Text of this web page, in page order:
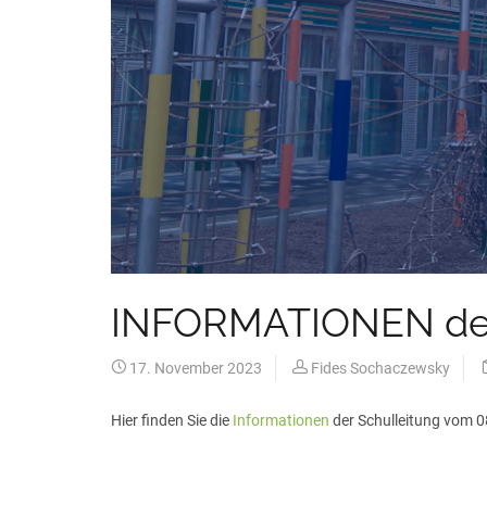
INFORMATIONEN
17. November 2023 Fides Sochaczewsky
Hier finden Sie die Informationen der Schulleitung vom